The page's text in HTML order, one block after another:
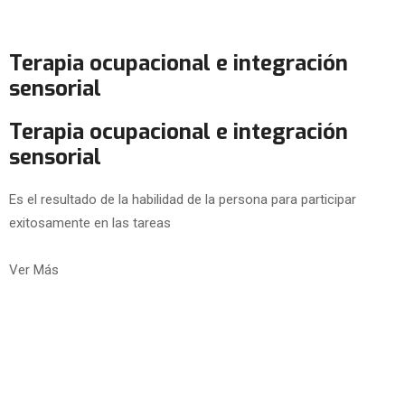
Terapia ocupacional e integración
sensorial
Terapia ocupacional e integración
sensorial
Es el resultado de la habilidad de la persona para participar
exitosamente en las tareas
Ver Más